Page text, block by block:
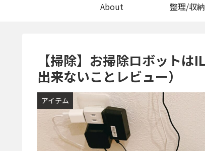
About 整理/収納
【掃除】お掃除ロボット
出来ないことレビュー）
アイテム